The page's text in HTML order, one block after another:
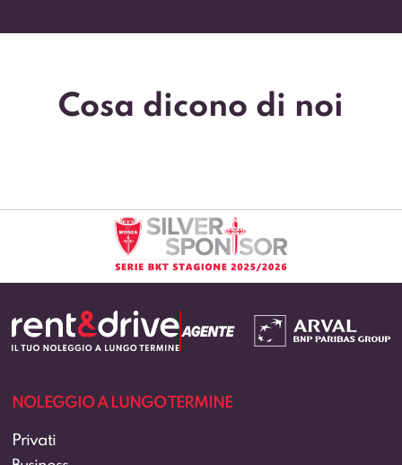
Cosa dicono di noi
TERMINE